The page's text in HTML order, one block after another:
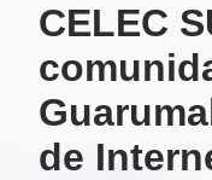
CELEC
de